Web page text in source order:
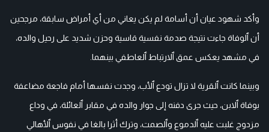
وأكد شهود عيان أن أسامة لم يكن يعاني من أي أمراض سابقة، مرجحين
أن ٱلوفاة جاءت نتيجة صدمة نفسية قاسية وحزن شديد على رحيل والده،
في مشهد يعكس عمق ٱلارتباط ٱلعاطفي بينهما.
وبينما كانت ٱلقرية لا تزال تودع ٱلأب، وجدت نفسها أمام فاجعة مضاعفة
بوفاة ٱلابن، حيث جرى دفنه إلى جوار والده في مقابر ٱلعائلة، في وداع
مزدوج غلبت عليه ٱلدموع وٱلصمت، وترك أثرا بالغا في نفوس ٱلأهالي